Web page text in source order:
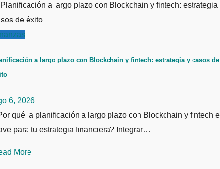
a largo plazo con Blockchain y fintech: estrategia y casos de
6, 2026
qué la planificación a largo plazo con Blockchain y fintech
para tu estrategia financiera? Integrar…
More